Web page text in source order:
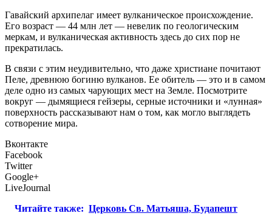
Гавайский архипелаг имеет вулканическое происхождение.
Его возраст — 44 млн лет — невелик по геологическим
меркам, и вулканическая активность здесь до сих пор не
прекратилась.
В связи с этим неудивительно, что даже христиане почитают
Пеле, древнюю богиню вулканов. Ее обитель — это и в самом
деле одно из самых чарующих мест на Земле. Посмотрите
вокруг — дымящиеся гейзеры, серные источники и «лунная»
поверхность рассказывают нам о том, как могло выглядеть
сотворение мира.
Вконтакте
Facebook
Twitter
Google+
LiveJournal
Читайте также: Церковь Св. Матьяша, Будапешт